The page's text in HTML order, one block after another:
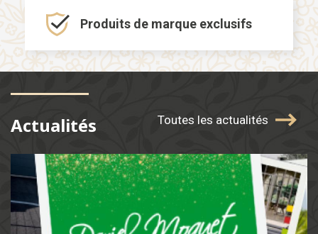
Produits de marque exclusifs
Actualités Toutes les actualités